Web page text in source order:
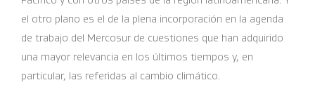
el otro plano es el de la plena incorporación en la agenda
de trabajo del Mercosur de cuestiones que han adquirido
una mayor relevancia en los últimos tiempos y, en
particular, las referidas al cambio climático.